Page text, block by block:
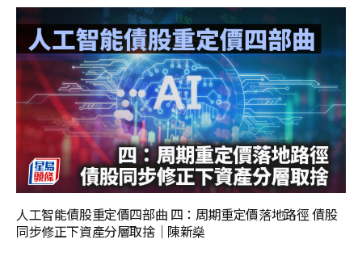
人工智能債股重定價四部曲 四：周期重定價落地路徑 債股
同步修正下資產分層取捨｜陳新燊